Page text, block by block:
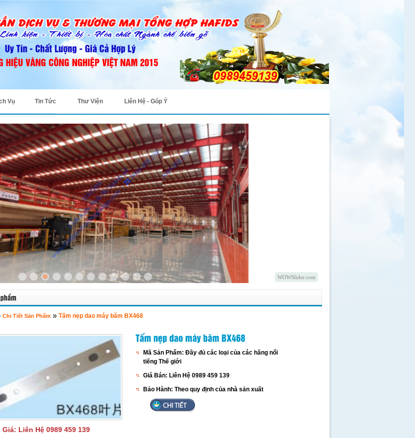
Vụ Tin Tức Thư Viện Liên Hệ - Góp Ý
WOWSlider.com
Chi Tiết Sản Phẩm » Tấm nẹp dao máy băm BX468
Giá: Liên Hệ 0989 459 139
Mã Sản Phẩm: Đầy đủ các loại của các hãng nổi
tiếng Thế giới
Giá Bán: Liên Hệ 0989 459 139
Bảo Hành: Theo quy định của nhà sản xuất